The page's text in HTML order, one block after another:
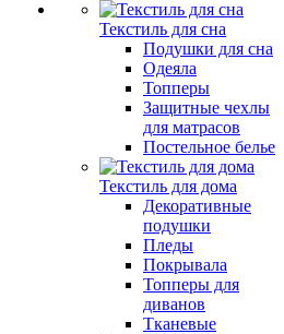
Текстиль для сна
Подушки для сна
Одеяла
Топперы
Защитные чехлы
для матрасов
Постельное белье
Текстиль для дома
Декоративные
подушки
Пледы
Покрывала
Топперы для
диванов
Тканевые